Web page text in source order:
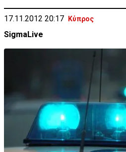
17.11.2012 20:17 Κύπρος
SigmaLive